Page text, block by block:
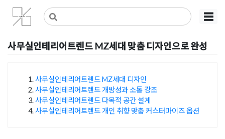
Skip
content
사무실인테리어 디자인 공사 비용견적 플랫폼
사무실인테리어 916
☰
사무실인테리어트렌드 MZ세대 맞춤 디자인으로 완성
사무실인테리어트렌드 MZ세대 디자인
사무실인테리어트렌드 개방성과 소통 강조
사무실인테리어트렌드 다목적 공간 설계
사무실인테리어트렌드 개인 취향 맞춤 커스터마이즈 옵션